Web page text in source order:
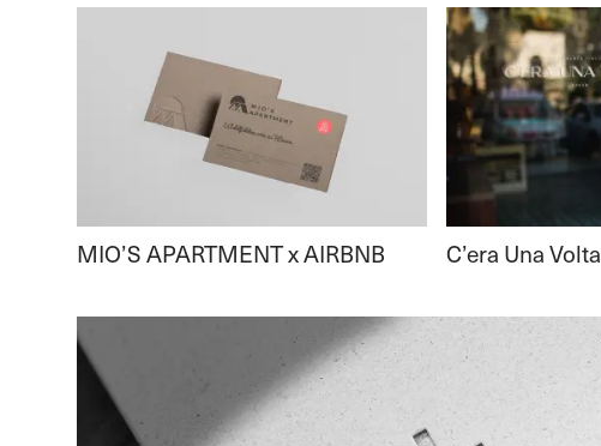
MIO’S APARTMENT x AIRBNB C’era Una Volta